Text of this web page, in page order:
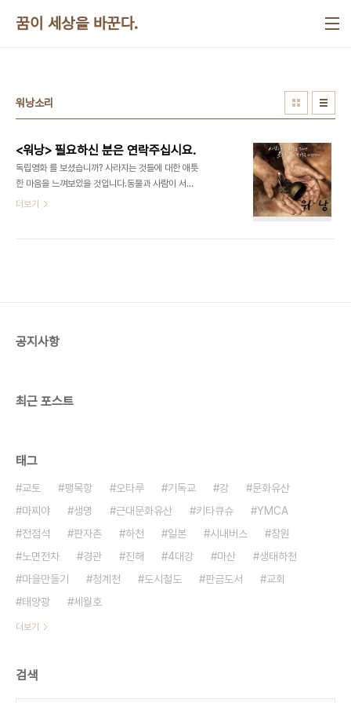
꿈이 세상을 바꾼다.
워낭소리
<워낭> 필요하신 분은 연락주십시요.
독립영화 를 보셨습니까? 사라지는 것들에 대한 애틋
한 마음을 느껴보았을 것입니다.동물과 사람이 서로
대화하면서 함께 살아가는 모습은 정말 감동적이었
씩 눈길을 보내자는 것입니다. 갯수는 한개만 가능하
더보기
공지사항
최근 포스트
태그
교토 팽목항 오타루 기독교 강
문화유산
마찌야
생명 근대문화유산 키타큐슈
YMCA
전점석
판자촌 하천 일본 시내버스
창원
노면전차
경관 진해 4대강 마산
생태하천
마을만들기
청계천 도시철도 판금도서
교회
태양광
세월호
더보기
검색